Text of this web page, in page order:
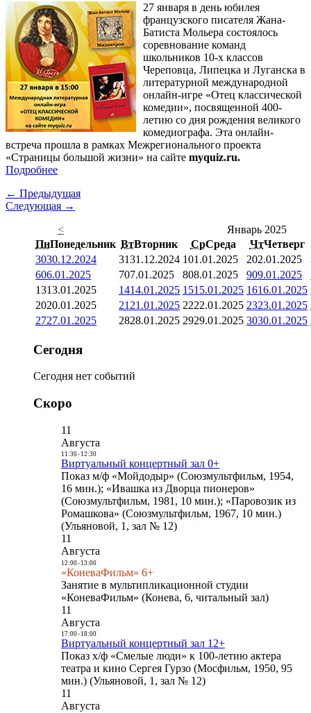
27 января в день юбилея
французского писателя Жана-
Батиста Мольера состоялось
соревнование команд
школьников 10-х классов
Череповца, Липецка и Луганска в
литературной международной
онлайн-игре «Отец классической
комедии», посвященной 400-
летию со дня рождения великого
комедиографа. Эта онлайн-
встреча прошла в рамках Межрегионального проекта
«Страницы большой жизни» на сайте myquiz.ru.
Подробнее
← Предыдущая
Следующая →
<
Январь 2025
ПнПонедельник ВтВторник СрСреда ЧтЧетверг
3030.12.2024 3131.12.2024 101.01.2025 202.01.2025
606.01.2025 707.01.2025 808.01.2025 909.01.2025
1313.01.2025 1414.01.2025 1515.01.2025 1616.01.2025
2020.01.2025 21 21.01.2025 2222.01.2025 2323.01.2025
2727.01.2025 2828.01.2025 2929.01.2025 3030.01.2025
Сегодня
Сегодня нет событий
Скоро
11
Августа
11:30- 12:30
Виртуальный концертный зал 0+
Показ м/ф «Мойдодыр» (Союзмультфильм, 1954,
16 мин.); «Ивашка из Дворца пионеров»
(Союзмультфильм, 1981, 10 мин.); «Паровозик из
Ромашкова» (Союзмультфильм, 1967, 10 мин.)
(Ульяновой, 1, зал № 12)
11
Августа
12:00- 13:00
«КоневаФильм» 6+
Занятие в мультипликационной студии
«КоневаФильм» (Конева, 6, читальный зал)
11
Августа
17:00- 18:00
Виртуальный концертный зал 12+
Показ х/ф «Смелые люди» к 100-летию актера
театра и кино Сергея Гурзо (Мосфильм, 1950, 95
мин.) (Ульяновой, 1, зал № 12)
11
Августа